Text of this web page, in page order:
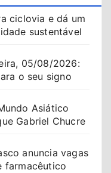
ciclovia e dá um
sustentável
05/08/2026:
o seu signo
Asiático
Gabriel Chucre
anuncia vagas
farmacêutico